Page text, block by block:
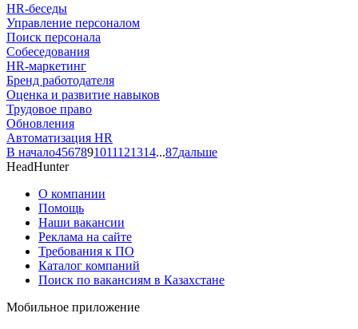
HR-беседы
Управление персоналом
Поиск персонала
Собеседования
HR-маркетинг
Бренд работодателя
Оценка и развитие навыков
Трудовое право
Обновления
Автоматизация HR
В начало4567891011121314...87дальше
HeadHunter
О компании
Помощь
Наши вакансии
Реклама на сайте
Требования к ПО
Каталог компаний
Поиск по вакансиям в Казахстане
Мобильное приложение